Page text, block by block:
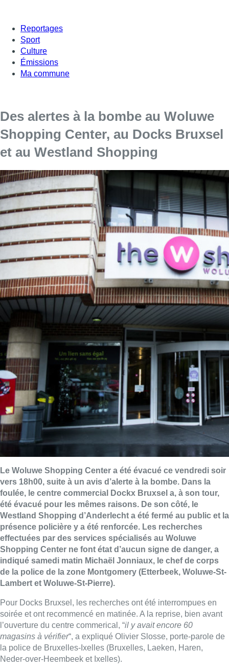
Reportages
Sport
Culture
Émissions
Ma commune
Des alertes à la bombe au Woluwe
Shopping Center, au Docks Bruxsel
et au Westland Shopping
Le Woluwe Shopping Center a été évacué ce vendredi soir
vers 18h00, suite à un avis d’alerte à la bombe. Dans la
foulée, le centre commercial Dockx Bruxsel a, à son tour,
été évacué pour les mêmes raisons. De son côté, le
Westland Shopping d’Anderlecht a été fermé au public et la
présence policière y a été renforcée. Les recherches
effectuées par des services spécialisés au Woluwe
Shopping Center ne font état d’aucun signe de danger, a
indiqué samedi matin Michaël Jonniaux, le chef de corps
de la police de la zone Montgomery (Etterbeek, Woluwe-St-
Lambert et Woluwe-St-Pierre).
Pour Docks Bruxsel, les recherches ont été interrompues en
soirée et ont recommencé en matinée. A la reprise, bien avant
l’ouverture du centre commerical, “il y avait encore 60
magasins à vérifier“, a expliqué Olivier Slosse, porte-parole de
la police de Bruxelles-Ixelles (Bruxelles, Laeken, Haren,
Neder-over-Heembeek et Ixelles).